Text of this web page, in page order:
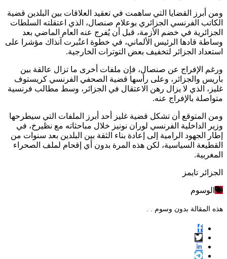
ومن أبرز القضايا التي ساهمت في تعقيد العلاقات بين البلدين قضية
الكاتب الفرنسي الجزائري بوعلام صنصال، الذي اعتقلته السلطات
الجزائرية في خضم الأزمة، قبل أن يُفرج عنه العام الماضي بعد
وساطة قادها الرئيس الألماني، في خطوة اعتُبرت آنذاك مؤشرا على
استعداد الجزائر لتخفيف بعض التوترات الخارجية.
ورغم الإفراج عن صنصال، فإن ملفات أخرى ما تزال عالقة بين
باريس والجزائر، وعلى رأسها قضية الصحفي الفرنسي كريستوف
غليز، الذي لا يزال رهن الاعتقال في الجزائر، وسط مطالب فرنسية
متواصلة بالإفراج عنه.
ومن المتوقع أن تشكل قضية غليز أحد أبرز الملفات التي سيطرحها
وزير الداخلية الفرنسي لوران نونيز خلال مباحثاته مع نظيرخ، في
إطار الجهود الرامية إلى إعادة بناء الثقة بين البلدين بعد سنوات من
القطيعة السياسية، لكن هذه المرة بدون أي إقحام لملف الصحراء
المغربية.
الجزائر تايمز
الوسوم
هذه المقالة بدون وسوم . .